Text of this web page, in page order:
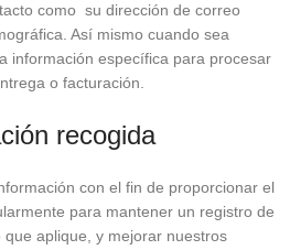
como su dirección de correo
Así mismo cuando sea
información específica para procesar
o facturación.
recogida
con el fin de proporcionar el
para mantener un registro de
aplique, y mejorar nuestros